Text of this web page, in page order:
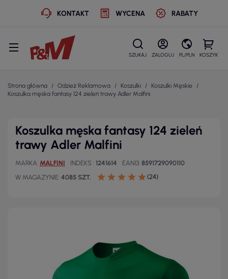
KONTAKT WYCENA RABATY
SZUKAJ ZALOGUJ PL/PLN KOSZYK
Strona główna Odzież Reklamowa Koszulki
Koszulki Męskie
Koszulka męska fantasy 124 zieleń trawy Adler Malfini
Koszulka męska fantasy 124 zieleń
trawy Adler Malfini
MARKA MALFINI INDEKS 1241614 EAN13 8591729090110
W MAGAZYNIE 4085 SZT. (24)